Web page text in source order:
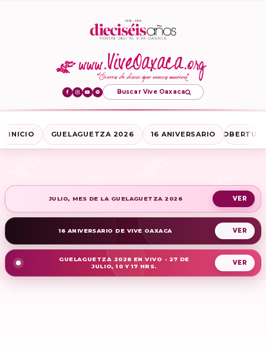
Buscar Vive Oaxaca
INICIO GUELAGUETZA 2026 16 ANIVERSARIO
JULIO, MES DE LA GUELAGUETZA 2026
16 ANIVERSARIO DE VIVE OAXACA
GUELAGUETZA 2026 EN VIVO - 27 DE
JULIO, 10 Y 17 HRS.